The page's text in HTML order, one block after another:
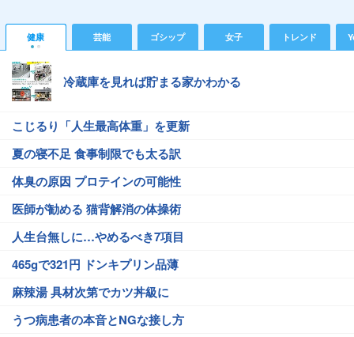
健康 芸能 ゴシップ 女子 トレンド
冷蔵庫を見れば貯まる家かわかる
こじるり「人生最高体重」を更新
夏の寝不足 食事制限でも太る訳
体臭の原因 プロテインの可能性
医師が勧める 猫背解消の体操術
人生台無しに…やめるべき7項目
465gで321円 ドンキプリン品薄
麻辣湯 具材次第でカツ丼級に
うつ病患者の本音とNGな接し方